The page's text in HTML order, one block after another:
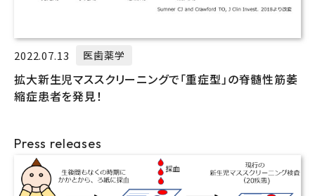
2022.07.13 医歯薬学
拡大新生児マススクリーニングで「重症型」の脊髄性筋萎
縮症患者を発見！
Press releases